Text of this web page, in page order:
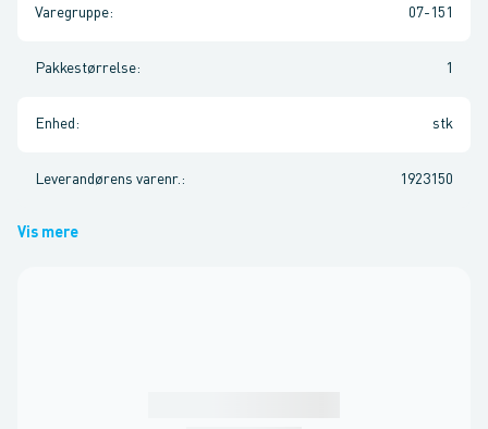
Varegruppe: 07-151
Pakkestørrelse: 1
Enhed : stk
Leverandørens varenr. : 1923150
Vis mere